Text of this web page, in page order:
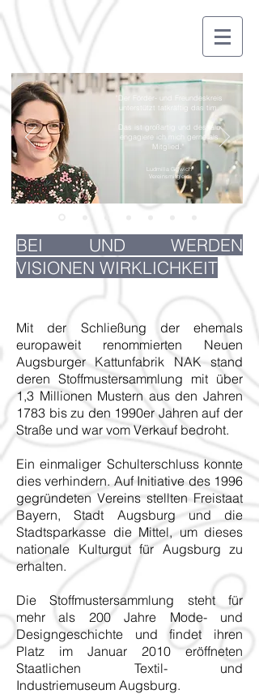
"Der Förder- und Freundeskreis
unterstützt tatkräftig das tim.
Das ist großartig und deshalb
engagiere ich mich gerne als
Mitglied."
Ludmilla Gelwich
Vereinsmitgleid
BEI UND WERDEN
VISIONEN WIRKLICHKEIT
Mit der Schließung der ehemals
europaweit renommierten Neuen
Augsburger Kattunfabrik NAK stand
deren Stoffmustersammlung mit über
1,3 Millionen Mustern aus den Jahren
1783 bis zu den 1990er Jahren auf der
Straße und war vom Verkauf bedroht.
Ein einmaliger Schulterschluss konnte
dies verhindern. Auf Initiative des 1996
gegründeten Vereins stellten Freistaat
Bayern, Stadt Augsburg und die
Stadtsparkasse die Mittel, um dieses
nationale Kulturgut für Augsburg zu
erhalten.
Die Stoffmustersammlung steht für
mehr als 200 Jahre Mode- und
Designgeschichte und findet ihren
Platz im Januar 2010 eröffneten
Staatlichen Textil- und
Industriemuseum Augsburg.